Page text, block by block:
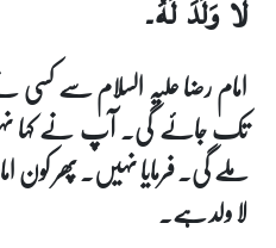
لا وَلَدَ لَهُ۔
امام رضا علیہ السلام سے کسی
تک جائے گی۔ آپ نے کہا
ملے گی۔ فرمایا نہیں۔ پھر کون
لا ولد ہے۔